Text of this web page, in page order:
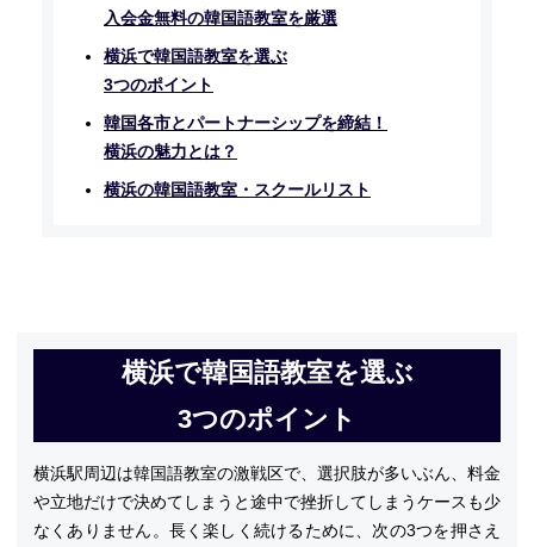
入会金無料の韓国語教室を厳選
横浜で韓国語教室を選ぶ
3つのポイント
韓国各市とパートナーシップを締結！
横浜の魅力とは？
横浜の韓国語教室・スクールリスト
横浜で韓国語教室を選ぶ
3つのポイント
横浜駅周辺は韓国語教室の激戦区で、選択肢が多いぶん、料金
や立地だけで決めてしまうと途中で挫折してしまうケースも少
なくありません。長く楽しく続けるために、次の3つを押さえ